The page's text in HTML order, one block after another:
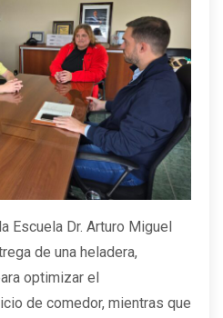
Escuela Dr. Arturo Miguel
de una heladera,
optimizar el
de comedor, mientras que